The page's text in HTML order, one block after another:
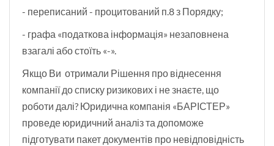
- переписаний - процитований п.8 з Порядку;
- графа «податкова інформація» незаповнена
взагалі або стоїть «-».
Якщо Ви отримали Рішення про віднесення
компанії до списку ризикових і не знаєте, що
роботи далі? Юридична компанія «БАРІСТЕР»
проведе юридичний аналіз та допоможе
підготувати пакет документів про невідповідність